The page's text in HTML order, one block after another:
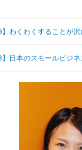
】わくわくすることが
】日本のスモールビ